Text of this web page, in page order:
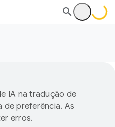
IA na tradução de
de preferência. As
erros.